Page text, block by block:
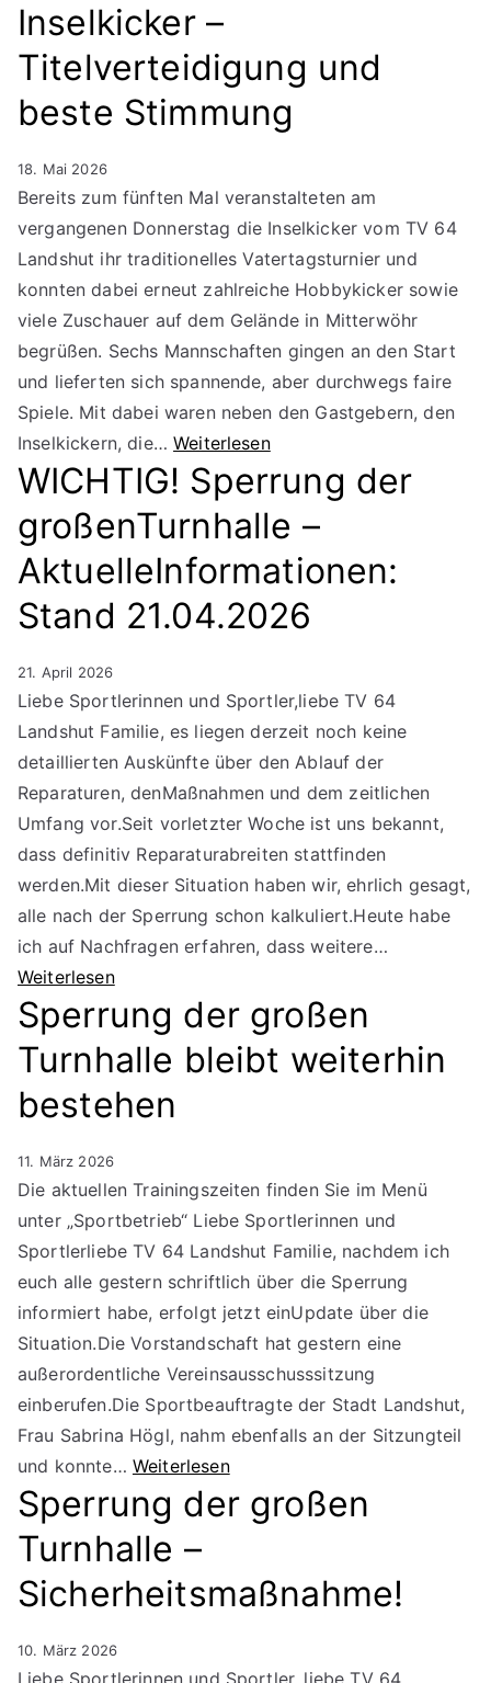
Inselkicker –
Titelverteidigung und
beste Stimmung
18. Mai 2026
Bereits zum fünften Mal veranstalteten am
vergangenen Donnerstag die Inselkicker vom TV 64
Landshut ihr traditionelles Vatertagsturnier und
konnten dabei erneut zahlreiche Hobbykicker sowie
viele Zuschauer auf dem Gelände in Mitterwöhr
begrüßen. Sechs Mannschaften gingen an den Start
und lieferten sich spannende, aber durchwegs faire
Spiele. Mit dabei waren neben den Gastgebern, den
Inselkickern, die…Weiterlesen
WICHTIG! Sperrung der
großenTurnhalle –
AktuelleInformationen:
Stand 21.04.2026
21. April 2026
Liebe Sportlerinnen und Sportler,liebe TV 64
Landshut Familie, es liegen derzeit noch keine
detaillierten Auskünfte über den Ablauf der
Reparaturen, denMaßnahmen und dem zeitlichen
Umfang vor.Seit vorletzter Woche ist uns bekannt,
dass definitiv Reparaturabreiten stattfinden
werden.Mit dieser Situation haben wir, ehrlich gesagt,
alle nach der Sperrung schon kalkuliert.Heute habe
ich auf Nachfragen erfahren, dass weitere…
Weiterlesen
Sperrung der großen
Turnhalle bleibt weiterhin
bestehen
11. März 2026
Die aktuellen Trainingszeiten finden Sie im Menü
unter „Sportbetrieb“ Liebe Sportlerinnen und
Sportlerliebe TV 64 Landshut Familie, nachdem ich
euch alle gestern schriftlich über die Sperrung
informiert habe, erfolgt jetzt einUpdate über die
Situation.Die Vorstandschaft hat gestern eine
außerordentliche Vereinsausschusssitzung
einberufen.Die Sportbeauftragte der Stadt Landshut,
Frau Sabrina Högl, nahm ebenfalls an der Sitzungteil
und konnte… Weiterlesen
Sperrung der großen
Turnhalle –
Sicherheitsmaßnahme!
10. März 2026
Liebe Sportlerinnen und Sportler, liebe TV 64